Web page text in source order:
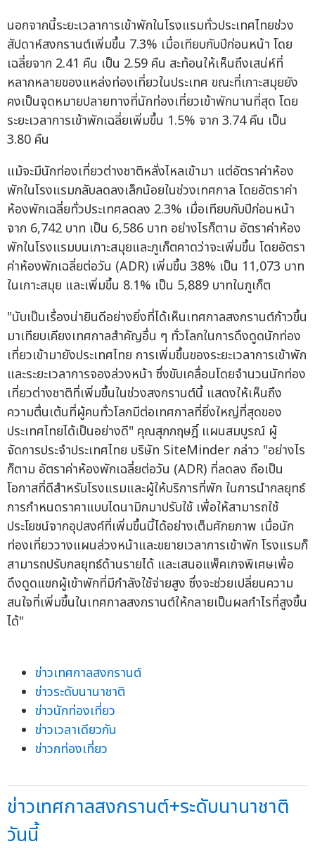
นอกจากนี้ระยะเวลาการเข้าพักในโรงแรมทั่วประเทศไทยช่วง
สัปดาห์สงกรานต์เพิ่มขึ้น 7.3% เมื่อเทียบกับปีก่อนหน้า โดย
เฉลี่ยจาก 2.41 คืน เป็น 2.59 คืน สะท้อนให้เห็นถึงเสน่ห์ที่
หลากหลายของแหล่งท่องเที่ยวในประเทศ ขณะที่เกาะสมุยยัง
คงเป็นจุดหมายปลายทางที่นักท่องเที่ยวเข้าพักนานที่สุด โดย
ระยะเวลาการเข้าพักเฉลี่ยเพิ่มขึ้น 1.5% จาก 3.74 คืน เป็น
3.80 คืน
แม้จะมีนักท่องเที่ยวต่างชาติหลั่งไหลเข้ามา แต่อัตราค่าห้อง
พักในโรงแรมกลับลดลงเล็กน้อยในช่วงเทศกาล โดยอัตราค่า
ห้องพักเฉลี่ยทั่วประเทศลดลง 2.3% เมื่อเทียบกับปีก่อนหน้า
จาก 6,742 บาท เป็น 6,586 บาท อย่างไรก็ตาม อัตราค่าห้อง
พักในโรงแรมบนเกาะสมุยและภูเก็ตคาดว่าจะเพิ่มขึ้น โดยอัตรา
ค่าห้องพักเฉลี่ยต่อวัน (ADR) เพิ่มขึ้น 38% เป็น 11,073 บาท
ในเกาะสมุย และเพิ่มขึ้น 8.1% เป็น 5,889 บาทในภูเก็ต
"นับเป็นเรื่องน่ายินดีอย่างยิ่งที่ได้เห็นเทศกาลสงกรานต์ก้าวขึ้น
มาเทียบเคียงเทศกาลสำคัญอื่น ๆ ทั่วโลกในการดึงดูดนักท่อง
เที่ยวเข้ามายังประเทศไทย การเพิ่มขึ้นของระยะเวลาการเข้าพัก
และระยะเวลาการจองล่วงหน้า ซึ่งขับเคลื่อนโดยจำนวนนักท่อง
เที่ยวต่างชาติที่เพิ่มขึ้นในช่วงสงกรานต์นี้ แสดงให้เห็นถึง
ความตื่นเต้นที่ผู้คนทั่วโลกมีต่อเทศกาลที่ยิ่งใหญ่ที่สุดของ
ประเทศไทยได้เป็นอย่างดี" คุณสุภกฤษฎิ์ แผนสมบูรณ์ ผู้
จัดการประจำประเทศไทย บริษัท SiteMinder กล่าว "อย่างไร
ก็ตาม อัตราค่าห้องพักเฉลี่ยต่อวัน (ADR) ที่ลดลง ถือเป็น
โอกาสที่ดีสำหรับโรงแรมและผู้ให้บริการที่พัก ในการนำกลยุทธ์
การกำหนดราคาแบบไดนามิกมาปรับใช้ เพื่อให้สามารถใช้
ประโยชน์จากอุปสงค์ที่เพิ่มขึ้นนี้ได้อย่างเต็มศักยภาพ เมื่อนัก
ท่องเที่ยววางแผนล่วงหน้าและขยายเวลาการเข้าพัก โรงแรมก็
สามารถปรับกลยุทธ์ด้านรายได้ และเสนอแพ็คเกจพิเศษเพื่อ
ดึงดูดแขกผู้เข้าพักที่มีกำลังใช้จ่ายสูง ซึ่งจะช่วยเปลี่ยนความ
สนใจที่เพิ่มขึ้นในเทศกาลสงกรานต์ให้กลายเป็นผลกำไรที่สูงขึ้น
ได้"
ข่าวเทศกาลสงกรานต์
ข่าวระดับนานาชาติ
ข่าวนักท่องเที่ยว
ข่าวเวลาเดียวกัน
ข่าวกท่องเที่ยว
ข่าวเทศกาลสงกรานต์+ระดับนานาชาติ
วันนี้